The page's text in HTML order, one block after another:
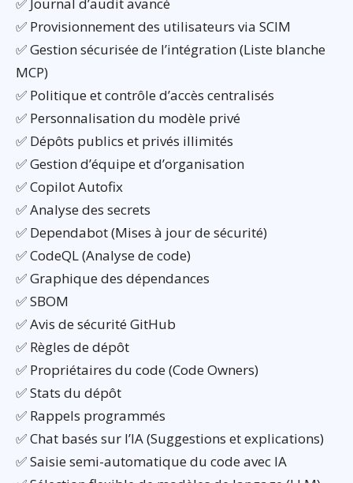
✅ Journal d’audit avancé
✅ Provisionnement des utilisateurs via SCIM
✅ Gestion sécurisée de l’intégration (Liste blanche
MCP)
✅ Politique et contrôle d’accès centralisés
✅ Personnalisation du modèle privé
✅ Dépôts publics et privés illimités
✅ Gestion d’équipe et d’organisation
✅ Copilot Autofix
✅ Analyse des secrets
✅ Dependabot (Mises à jour de sécurité)
✅ CodeQL (Analyse de code)
✅ Graphique des dépendances
✅ SBOM
✅ Avis de sécurité GitHub
✅ Règles de dépôt
✅ Propriétaires du code (Code Owners)
✅ Stats du dépôt
✅ Rappels programmés
✅ Chat basés sur l’IA (Suggestions et explications)
✅ Saisie semi-automatique du code avec IA